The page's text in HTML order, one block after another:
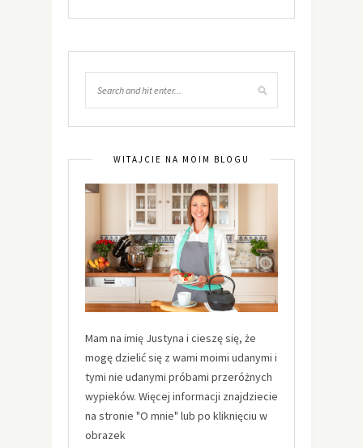
WITAJCIE NA MOIM BLOGU
Mam na imię Justyna i cieszę się, że
mogę dzielić się z wami moimi udanymi i
tymi nie udanymi próbami przeróżnych
wypieków. Więcej informacji znajdziecie
na stronie "O mnie" lub po kliknięciu w
obrazek